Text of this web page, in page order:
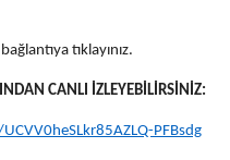
tıklayınız.
CANLI İZLEYEBİLİRSİNİZ:
PFBsdg